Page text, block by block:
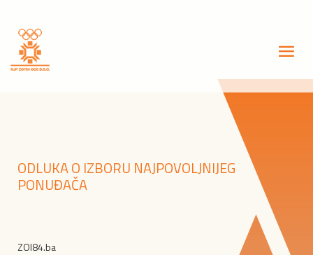
ODLUKA O IZBORU NAJPOVOLJNIJEG
PONUĐAČA
ZOI84.ba